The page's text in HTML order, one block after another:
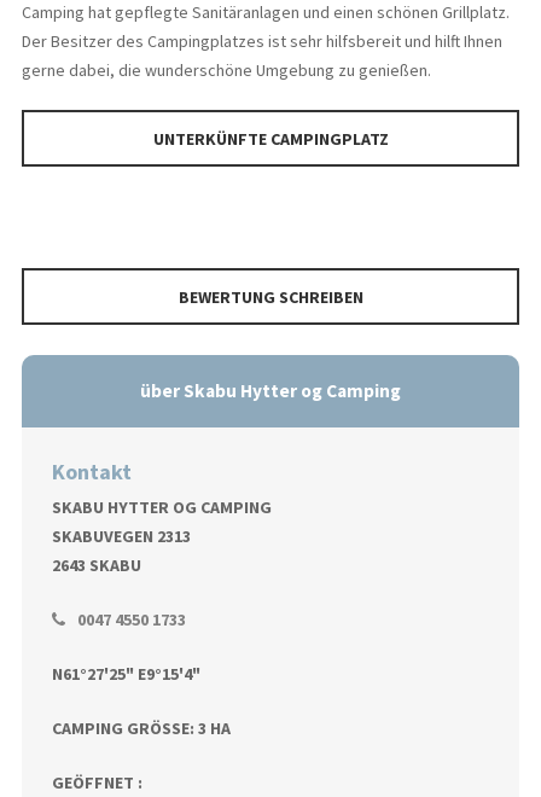
Camping hat gepflegte Sanitäranlagen und einen schönen Grillplatz.
Der Besitzer des Campingplatzes ist sehr hilfsbereit und hilft Ihnen
gerne dabei, die wunderschöne Umgebung zu genießen.
UNTERKÜNFTE CAMPINGPLATZ
BEWERTUNG SCHREIBEN
über Skabu Hytter og Camping
Kontakt
SKABU HYTTER OG CAMPING
SKABUVEGEN 2313
2643 SKABU
0047 4550 1733
N61°27'25" E9°15'4"
CAMPING GRÖSSE: 3 HA
GEÖFFNET :